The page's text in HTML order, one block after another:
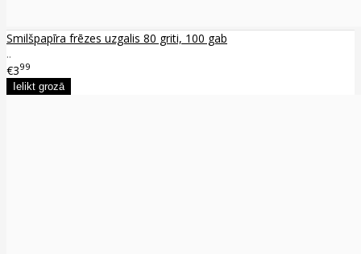
Smilšpapīra frēzes uzgalis 80 griti, 100 gab
..
€399